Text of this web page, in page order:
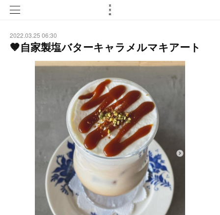
2022.03.25 06:30
🤎自家製塩バターキャラメルマキアート